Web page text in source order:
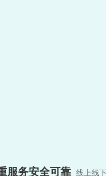
服务安全可靠 线上线